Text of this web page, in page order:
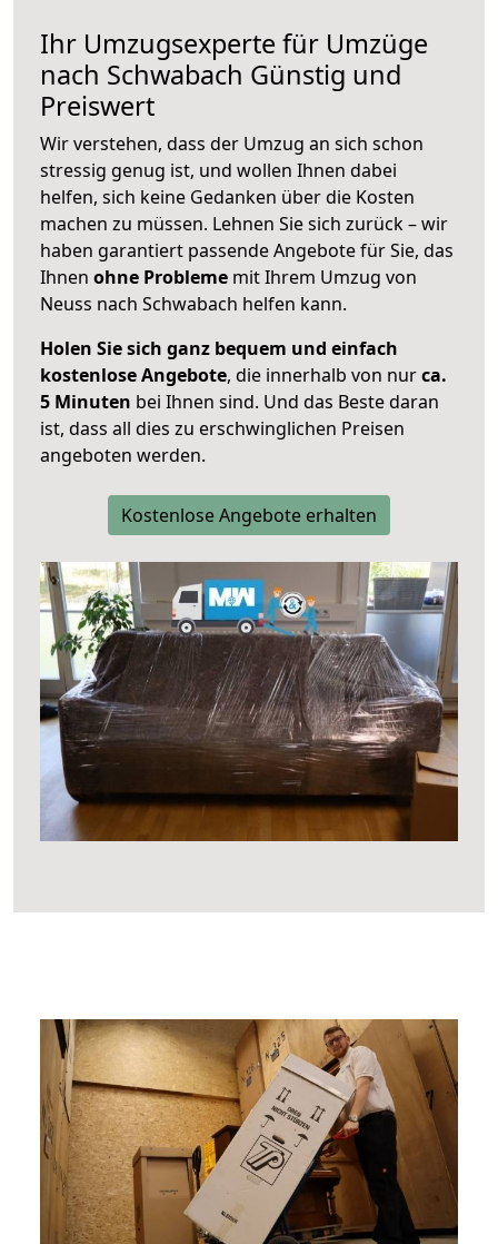
Ihr Umzugsexperte für Umzüge
nach Schwabach Günstig und
Preiswert
Wir verstehen, dass der Umzug an sich schon
stressig genug ist, und wollen Ihnen dabei
helfen, sich keine Gedanken über die Kosten
machen zu müssen. Lehnen Sie sich zurück – wir
haben garantiert passende Angebote für Sie, das
Ihnen ohne Probleme mit Ihrem Umzug von
Neuss nach Schwabach helfen kann.
Holen Sie sich ganz bequem und einfach
kostenlose Angebote, die innerhalb von nurca.
5 Minuten bei Ihnen sind. Und das Beste daran
ist, dass all dies zu erschwinglichen Preisen
angeboten werden.
Kostenlose Angebote erhalten